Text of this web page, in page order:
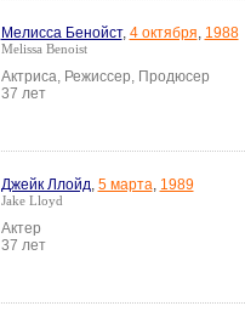
Мелисса Бенойст, 4 октября, 1988
Melissa Benoist
Актриса, Режиссер, Продюсер
37 лет
Джейк Ллойд, 5 марта, 1989
Jake Lloyd
Актер
37 лет